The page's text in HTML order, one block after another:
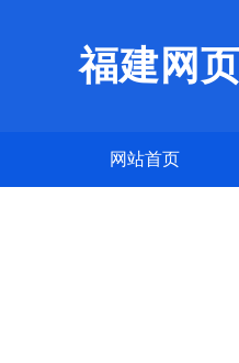
福建网
网站首页